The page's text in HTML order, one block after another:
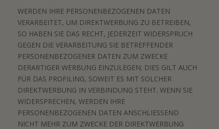
WERDEN IHRE PERSONENBEZOGENEN DATEN
VERARBEITET, UM DIREKTWERBUNG ZU BETREIBEN,
SO HABEN SIE DAS RECHT, JEDERZEIT WIDERSPRUCH
GEGEN DIE VERARBEITUNG SIE BETREFFENDER
PERSONENBEZOGENER DATEN ZUM ZWECKE
DERARTIGER WERBUNG EINZULEGEN; DIES GILT AUCH
FÜR DAS PROFILING, SOWEIT ES MIT SOLCHER
DIREKTWERBUNG IN VERBINDUNG STEHT. WENN SIE
WIDERSPRECHEN, WERDEN IHRE
PERSONENBEZOGENEN DATEN ANSCHLIESSEND
NICHT MEHR ZUM ZWECKE DER DIREKTWERBUNG